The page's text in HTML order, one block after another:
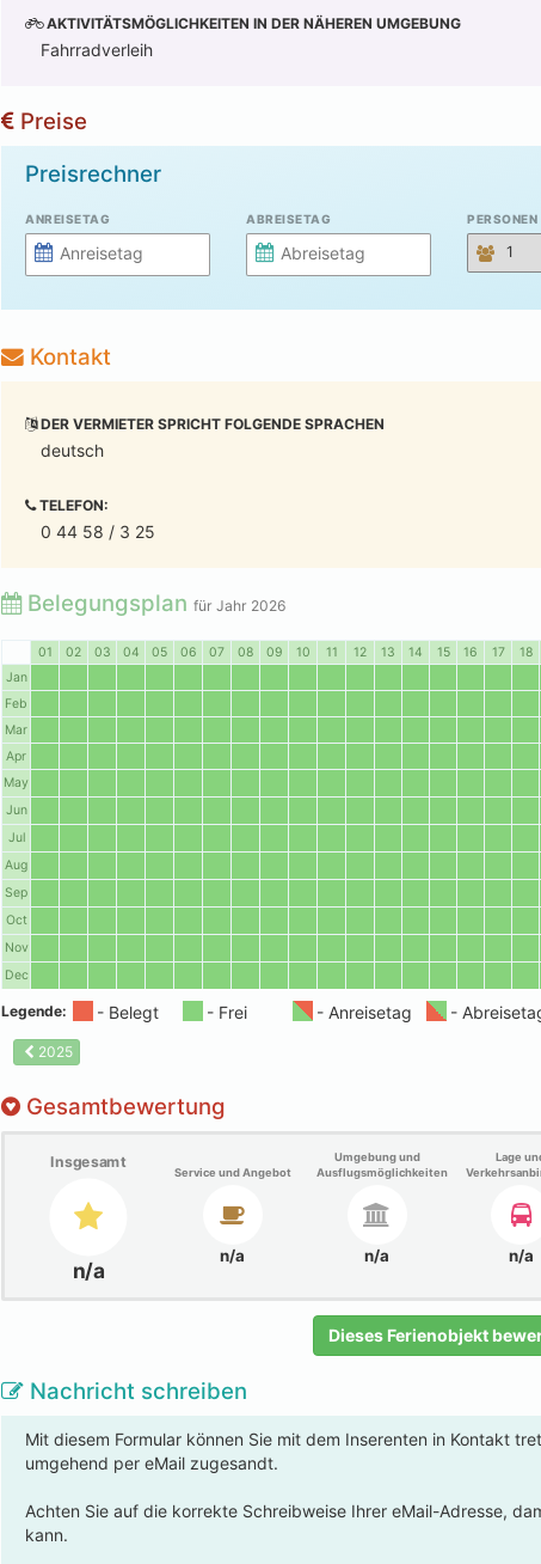
AKTIVITÄTSMÖGLICHKEITEN IN DER NÄHEREN UMGEBUNG
Fahrradverleih
Preise
Preisrechner
ANREISETAG ABREISETAG PERSONEN
Kontakt
DER VERMIETER SPRICHT FOLGENDE SPRACHEN
deutsch
TELEFON:
0 44 58 / 3 25
Belegungsplan für Jahr 2026
01 02 03 04 05 06 07 08 09 10 11 12 13 14 15 16 17 18
Jan
Feb
Mar
Apr
May
Jun
Jul
Aug
Sep
Oct
Nov
Dec
Legende:
2025
Gesamtbewertung
Insgesamt
n/a
Service und Angebot
n/a
Umgebung und
Ausflugsmöglichkeiten
n/a
Lage
n/a
Dieses Ferienobjekt
Nachricht schreiben
Mit diesem Formular können Sie mit dem Inserenten in Kontakt
umgehend per eMail zugesandt.
Achten Sie auf die korrekte Schreibweise Ihrer eMail-Adresse,
kann.